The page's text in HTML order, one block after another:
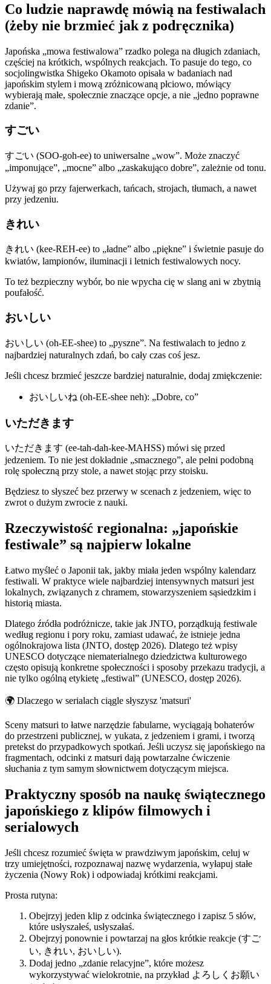
Co ludzie naprawdę mówią na festiwalach
(żeby nie brzmieć jak z podręcznika)
Japońska „mowa festiwalowa” rzadko polega na długich zdaniach,
częściej na krótkich, wspólnych reakcjach. To pasuje do tego, co
socjolingwistka Shigeko Okamoto opisała w badaniach nad
japońskim stylem i mową zróżnicowaną płciowo, mówiący
wybierają małe, społecznie znaczące opcje, a nie „jedno poprawne
zdanie”.
すごい
すごい (SOO-goh-ee) to uniwersalne „wow”. Może znaczyć
„imponujące”, „mocne” albo „zaskakująco dobre”, zależnie od tonu.
Używaj go przy fajerwerkach, tańcach, strojach, tłumach, a nawet
przy jedzeniu.
きれい
きれい (kee-REH-ee) to „ładne” albo „piękne” i świetnie pasuje do
kwiatów, lampionów, iluminacji i letnich festiwalowych nocy.
To też bezpieczny wybór, bo nie wpycha cię w slang ani w zbytnią
poufałość.
おいしい
おいしい (oh-EE-shee) to „pyszne”. Na festiwalach to jedno z
najbardziej naturalnych zdań, bo cały czas coś jesz.
Jeśli chcesz brzmieć jeszcze bardziej naturalnie, dodaj zmiękczenie:
おいしいね (oh-EE-shee neh): „Dobre, co”
いただきます
いただきます (ee-tah-dah-kee-MAHSS) mówi się przed
jedzeniem. To nie jest dokładnie „smacznego”, ale pełni podobną
rolę społeczną przy stole, a nawet stojąc przy stoisku.
Będziesz to słyszeć bez przerwy w scenach z jedzeniem, więc to
zwrot o dużym zwrocie z nauki.
Rzeczywistość regionalna: „japońskie
festiwale” są najpierw lokalne
Łatwo myśleć o Japonii tak, jakby miała jeden wspólny kalendarz
festiwali. W praktyce wiele najbardziej intensywnych matsuri jest
lokalnych, związanych z chramem, stowarzyszeniem sąsiedzkim i
historią miasta.
Dlatego źródła podróżnicze, takie jak JNTO, porządkują festiwale
według regionu i pory roku, zamiast udawać, że istnieje jedna
ogólnokrajowa lista (JNTO, dostęp 2026). Dlatego też wpisy
UNESCO dotyczące niematerialnego dziedzictwa kulturowego
często opisują konkretne społeczności i sposoby przekazu tradycji, a
nie tylko ogólną etykietę „festiwal” (UNESCO, dostęp 2026).
🌍 Dlaczego w serialach ciągle słyszysz 'matsuri'
Sceny matsuri to łatwe narzędzie fabularne, wyciągają bohaterów
do przestrzeni publicznej, w yukata, z jedzeniem i grami, i tworzą
pretekst do przypadkowych spotkań. Jeśli uczysz się japońskiego na
fragmentach, odcinki z matsuri dają powtarzalne ćwiczenie
słuchania z tym samym słownictwem dotyczącym miejsca.
Praktyczny sposób na naukę świątecznego
japońskiego z klipów filmowych i
serialowych
Jeśli chcesz rozumieć święta w prawdziwym japońskim, celuj w
trzy umiejętności, rozpoznawaj nazwę wydarzenia, wyłapuj stałe
życzenia (Nowy Rok) i odpowiadaj krótkimi reakcjami.
Prosta rutyna:
Obejrzyj jeden klip z odcinka świątecznego i zapisz 5 słów,
które usłyszałeś, usłyszałaś.
Obejrzyj ponownie i powtarzaj na głos krótkie reakcje (すご
い, きれい, おいしい).
Dodaj jedno „zdanie relacyjne”, które możesz
wykorzystywać wielokrotnie, na przykład よろしくお願い